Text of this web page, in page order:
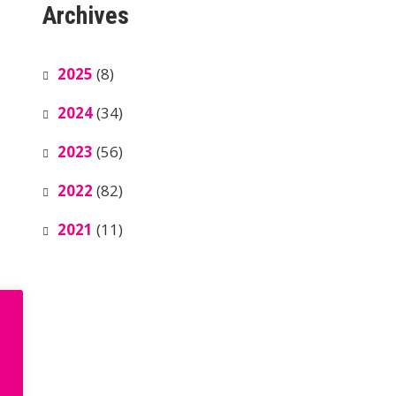
Archives
2025 (8)
2024(34)
2023 (56)
2022 (82)
2021 (11)